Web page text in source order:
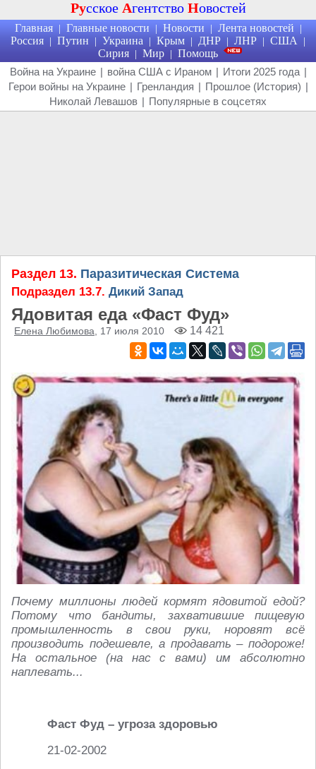
Русское Агентство Новостей
Главная | Главные новости | Новости | Лента новостей |
Россия | Путин | Украина | Крым | ДНР | ЛНР | США |
Сирия | Мир | Помощь
Война на Украине | война США с Ираном | Итоги 2025 года |
Герои войны на Украине | Гренландия | Прошлое (История) |
Николай Левашов | Популярные в соцсетях
Раздел 13. Паразитическая Система
Подраздел 13.7. Дикий Запад
Ядовитая еда «Фаст Фуд»
Елена Любимова , 17 июля 2010 14 421
Почему миллионы людей кормят ядовитой едой?
Потому что бандиты, захватившие пищевую
промышленность в свои руки, норовят всё
производить подешевле, а продавать – подороже!
На остальное (на нас с вами) им абсолютно
наплевать...
Фаст Фуд – угроза здоровью
21-02-2002